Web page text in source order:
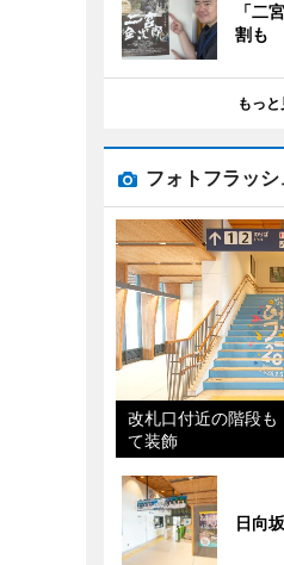
「二
割も
もっと
フォトフラッシ
改札口付近の階段
て装飾
日向